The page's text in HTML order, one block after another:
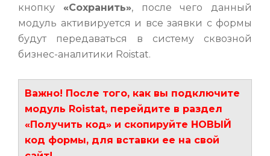
кнопку «Сохранить», после чего данный
модуль активируется и все заявки с формы
будут передаваться в систему сквозной
бизнес-аналитики Roistat.
Важно! После того, как вы подключите
модуль Roistat, перейдите в раздел
«Получить код» и скопируйте НОВЫЙ
код формы, для вставки ее на свой